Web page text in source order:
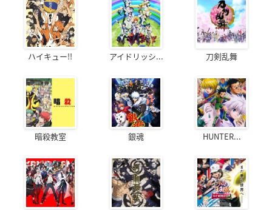
ハイキュー!! アイドリッシ... 刀剣乱舞
暗殺教室 銀魂 HUNTER...